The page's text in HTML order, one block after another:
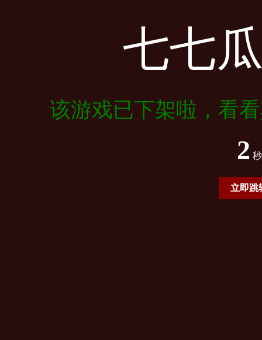
七七
该游戏已下架啦，看
2
立即跳